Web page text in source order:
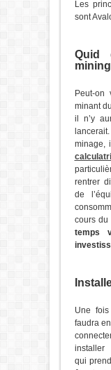
Les
sont
Quid
Peut-on
minant
il n’y
minage,
rentrer
de
cours
temps
Une
faudra
qui